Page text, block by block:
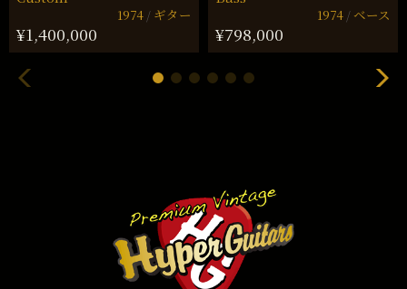
1974 ギター
¥1,400,000
1974 ベース
¥798,000